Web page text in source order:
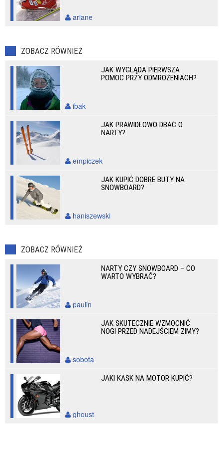
ariane
ZOBACZ RÓWNIEŻ
JAK WYGLĄDA PIERWSZA
POMOC PRZY ODMROŻENIACH?
ibak
JAK PRAWIDŁOWO DBAĆ O
NARTY?
empiczek
JAK KUPIĆ DOBRE BUTY NA
SNOWBOARD?
haniszewski
ZOBACZ RÓWNIEŻ
NARTY CZY SNOWBOARD – CO
WARTO WYBRAĆ?
paulin
JAK SKUTECZNIE WZMOCNIĆ
NOGI PRZED NADEJŚCIEM ZIMY?
sobota
JAKI KASK NA MOTOR KUPIĆ?
ghoust